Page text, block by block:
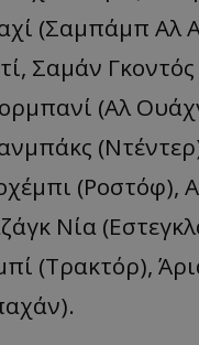
(Σαμπάμπ Αλ
Σαμάν
(Αλ
(Ροστόφ),
Νία
(Τρακτόρ),